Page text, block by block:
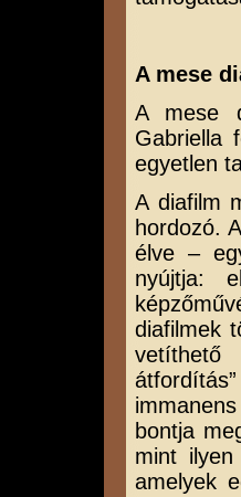
A mese
A mese
Gabriella
egyetlen
A diafilm
hordozó.
élve –
nyújtja:
diafilmek
vetíthető
bontja
mint ilyen
amelyek